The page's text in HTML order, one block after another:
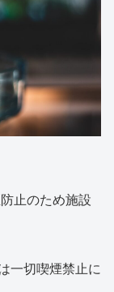
止のため施設
一切喫煙禁止に